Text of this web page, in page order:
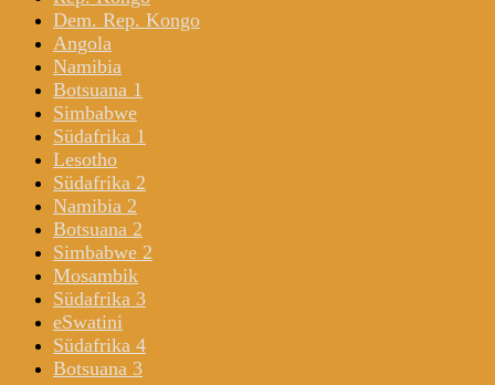
Dem. Rep. Kongo
Angola
Namibia
Botsuana 1
Simbabwe
Südafrika 1
Lesotho
Südafrika 2
Namibia 2
Botsuana 2
Simbabwe 2
Mosambik
Südafrika 3
eSwatini
Südafrika 4
Botsuana 3